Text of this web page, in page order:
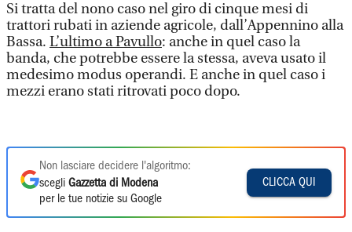
Si tratta del nono caso nel giro di cinque mesi di
trattori rubati in aziende agricole, dall’Appennino alla
Bassa. L’ultimo a Pavullo: anche in quel caso la
banda, che potrebbe essere la stessa, aveva usato il
medesimo modus operandi. E anche in quel caso i
mezzi erano stati ritrovati poco dopo.
Non lasciare decidere l'algoritmo:
scegli Gazzetta di Modena
per le tue notizie su Google
CLICCA QUI